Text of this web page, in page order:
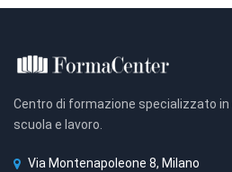
Centro di formazione specializzato
scuola e lavoro.
Via Montenapoleone 8, Milano